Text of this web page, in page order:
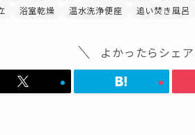
浴室乾燥 温水洗浄便座 追い焚き風呂
よかったらシェア